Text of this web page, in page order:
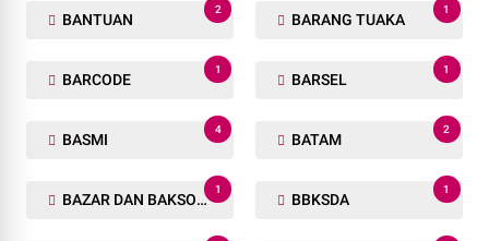
BANTUAN
2
BARANG TUAKA
1
BARCODE
1
BARSEL
1
BASMI
4
BATAM
2
BAZAR DAN BAKSOS RAMADHAN
1
BBKSDA
1